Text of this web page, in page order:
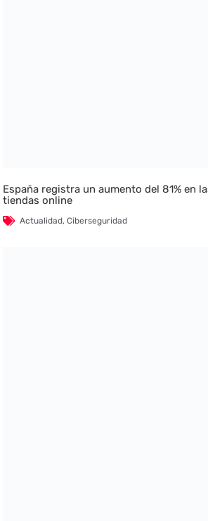
España registra un aumento del 81% en
tiendas online
Actualidad,Ciberseguridad